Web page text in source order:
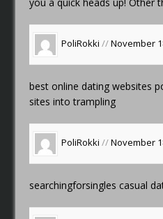
you a quick heads up! Other
PoliRokki //November
best online dating websites
sites into trampling
PoliRokki //November
searchingforsinglescasual